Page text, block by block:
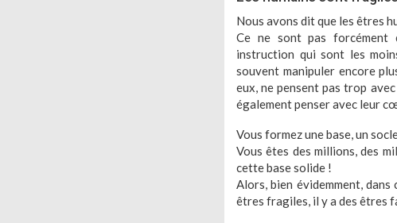
Nous avons dit que les êtres
Ce ne sont pas forcément
instruction qui sont les
souvent manipuler encore
eux, ne pensent pas trop
également penser avec leur
Vous formez une base, un
Vous êtes des millions, des
cette base solide !
Alors, bien évidemment,
êtres fragiles, il y a des êtres